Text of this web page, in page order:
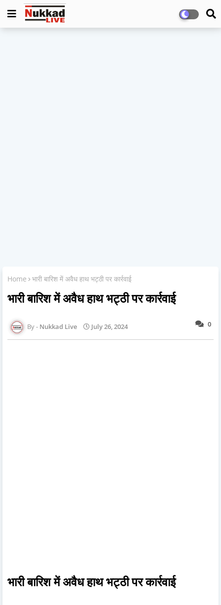
Home भारी बारिश में अवैध हाथ भट्ठी पर कार्रवाई
भारी बारिश में अवैध हाथ भट्ठी पर कार्रवाई
0
Nukkad Live July 26, 2024
भारी बारिश में अवैध हाथ भट्ठी पर कार्रवाई